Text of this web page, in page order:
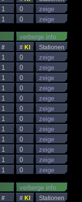
1 0
zeige
1 0 zeige
verberge info
# # KI Stationen
1 0
zeige
1 0
zeige
1 0
zeige
1 0
zeige
1 0
zeige
1 0
zeige
1 0
zeige
1 0
zeige
1 0
zeige
1 0
zeige
1 0
zeige
1 0 zeige
verberge info
# # KI Stationen